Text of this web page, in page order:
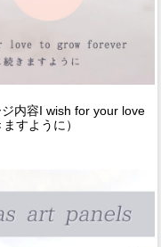
ジ内容I wish for your love
すように）